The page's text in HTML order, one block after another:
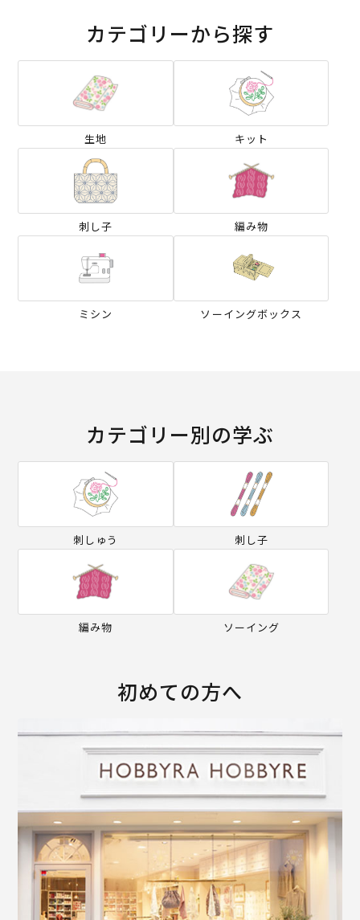
カテゴリーから探す
生地 キット
刺し子 編み物
ミシン ソーイングボックス
カテゴリー別の学ぶ
刺しゅう 刺し子
編み物 ソーイング
初めての方へ